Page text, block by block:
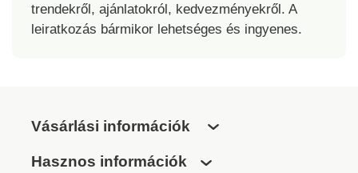
trendekről, ajánlatokról, kedvezményekről. A
leiratkozás bármikor lehetséges és ingyenes.
Vásárlási információk
Hasznos információk